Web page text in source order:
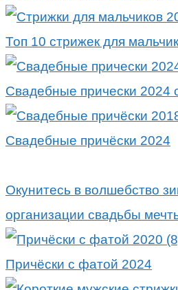
Топ 10 стрижек для
Свадебные прически 2024
Свадебные причёски 2024
Окунитесь в волшебство
организации свадьбы
Причёски с фатой 2024